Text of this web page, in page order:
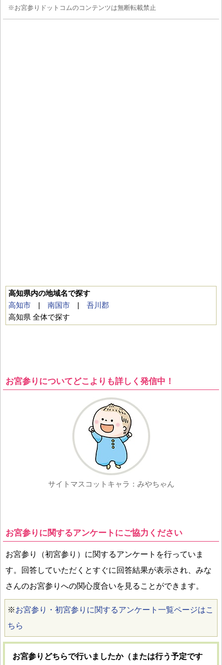
※お宮参りドットコムのコンテンツは無断転載禁止
高知県内の地域名で探す
高知市 | 南国市 | 吾川郡
高知県 全体で探す
お宮参りについてどこよりも詳しく発信中！
サイトマスコットキャラ：みやちゃん
お宮参りに関するアンケートにご協力ください
お宮参り（初宮参り）に関するアンケートを行っていま
す。回答していただくとすぐに回答結果が表示され、みな
さんのお宮参りへの関心度合いを見ることができます。
※お宮参り・初宮参りに関するアンケート一覧ページはこ
ちら
お宮参りどちらで行いましたか（または行う予定です